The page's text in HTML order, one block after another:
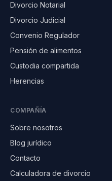
Divorcio Notarial
Divorcio Judicial
Convenio Regulador
Pensión de alimentos
Custodia compartida
Herencias
COMPAÑÍA
Sobre nosotros
Blog jurídico
Contacto
Calculadora de divorcio